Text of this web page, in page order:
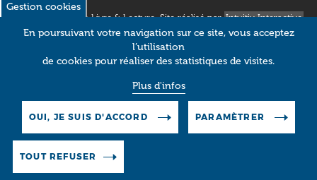
© 2018 Occitanie Livre & Lecture. Site réalisé parIntuitiv Interactive
Pictos
Gestion cookies
En poursuivant votre navigation sur ce site, vous acceptez
l’utilisation
de cookies pour réaliser des statistiques de visites.
Plus d'infos
OUI, JE SUIS D'ACCORD PARAMÈTRER
TOUT REFUSER